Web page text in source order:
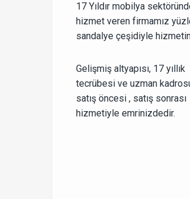
17 Yıldır mobilya
hizmet veren firmamız
sandalye çeşidiyle
Gelişmiş altyapısı, 17 yıllık
tecrübesi ve uzman
satış öncesi , satış sonrası
hizmetiyle emrinizdedir.